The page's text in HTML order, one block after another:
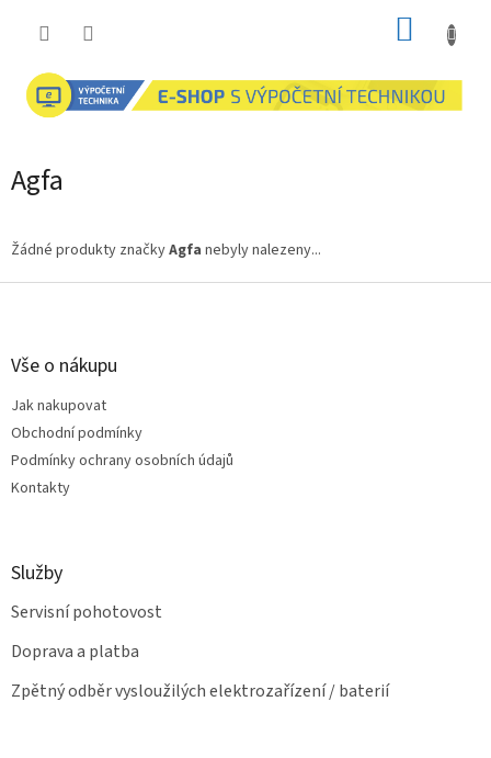
Agfa
Žádné produkty značkyAgfa nebyly nalezeny...
Z
Vše o nákupu
Jak nakupovat
Obchodní podmínky
Podmínky ochrany osobních údajů
Kontakty
Služby
Servisní pohotovost
Doprava a platba
Zpětný odběr vysloužilých elektrozařízení / baterií